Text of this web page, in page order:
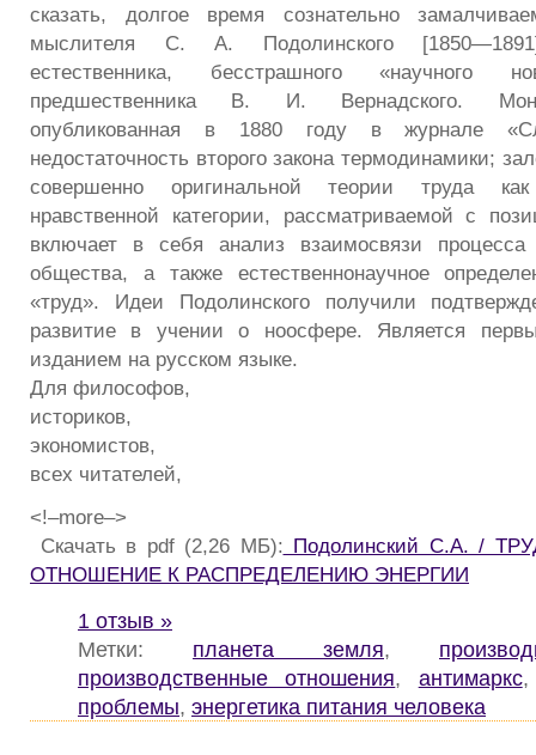
сказать, долгое время сознательно
мыслителя С. А. Подолинского
естественника, бесстрашного «научного
предшественника В. И. Вернадского.
опубликованная в 1880 году в журнале
недостаточность второго закона термодинамики;
совершенно оригинальной теории труда
нравственной категории, рассматриваемой с
включает в себя анализ взаимосвязи
общества, а также естественнонаучное
«труд». Идеи Подолинского получили
развитие в учении о ноосфере. Является
изданием на русском языке.
Для философов,
историков,
экономистов,
всех читателей,
<!–more–>
Скачать в pdf (2,26 МБ): Подолинский С.А. /
ОТНОШЕНИЕ К РАСПРЕДЕЛЕНИЮ ЭНЕРГИИ
1 отзыв »
Метки: планета земля,
производственные отношения, антимаркс
проблемы, энергетика питания человека